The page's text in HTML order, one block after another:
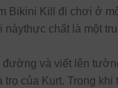
Bikini Kill đi chơi ở
chất là một
và viết lên
của Kurt. Trong